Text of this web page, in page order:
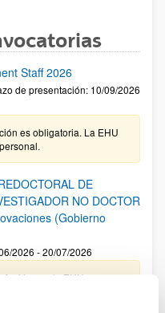
Staff 2026
de presentación: 10/09/2026
es obligatoria. La EHU
DE
NO DOCTOR
(Gobierno
2026 - 20/07/2026
sea la EHU no